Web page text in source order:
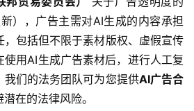
），广告主需对AI生成的内容承担
，包括但不限于素材版权、虚假宣传
用AI生成广告素材后，进行人工复
们的法务团队可为您提供AI广告合
在的法律风险。